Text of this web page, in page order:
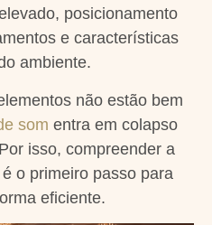
posicionamento
e características
ambiente.
não estão bem
som entra em colapso
isso, compreender a
o primeiro passo para
eficiente.